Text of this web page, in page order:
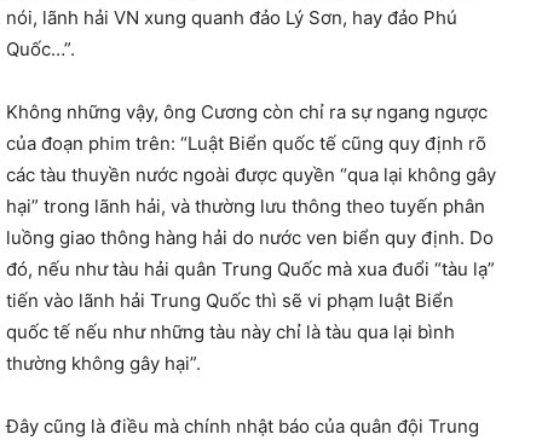
nói, lãnh hải VN xung quanh đảo Lý Sơn, hay đảo Phú
Quốc…”.
Không những vậy, ông Cương còn chỉ ra sự ngang ngược
của đoạn phim trên: “Luật Biển quốc tế cũng quy định rõ
các tàu thuyền nước ngoài được quyền “qua lại không gây
hại” trong lãnh hải, và thường lưu thông theo tuyến phân
luồng giao thông hàng hải do nước ven biển quy định. Do
đó, nếu như tàu hải quân Trung Quốc mà xua đuổi “tàu lạ”
tiến vào lãnh hải Trung Quốc thì sẽ vi phạm luật Biển
quốc tế nếu như những tàu này chỉ là tàu qua lại bình
thường không gây hại”.
Đây cũng là điều mà chính nhật báo của quân đội Trung